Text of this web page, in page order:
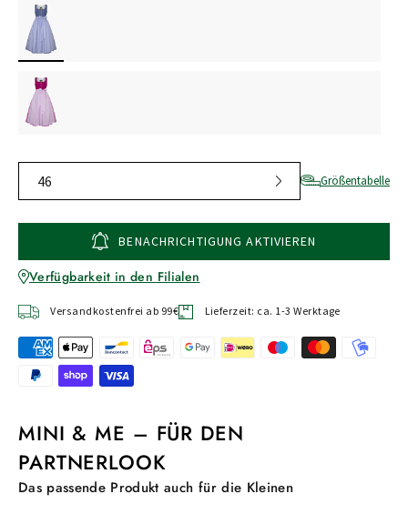
Größentabelle
46
BENACHRICHTIGUNG AKTIVIEREN
Verfügbarkeit in den Filialen
Versandkostenfrei ab 99€ Lieferzeit: ca. 1-3 Werktage
MINI & ME – FÜR DEN
PARTNERLOOK
Das passende Produkt auch für die Kleinen